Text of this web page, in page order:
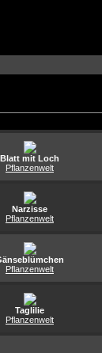
Blatt mit Loch
Pflanzenwelt
Narzisse
Pflanzenwelt
Pflanzenwelt
Taglilie
Pflanzenwelt